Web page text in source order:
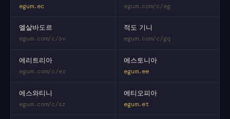
egum.ec egum.com/c/eg
엘살바도르
egum.com/c/sv
적도 기니
egum.com/c/gq
에리트리아
egum.com/c/er
에스토니아
egum.ee
에스와티니
egum.com/c/sz
에티오피아
egum.et